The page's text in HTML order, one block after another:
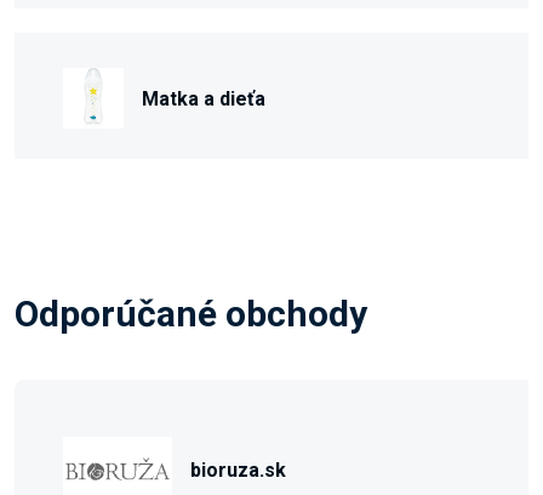
Matka a dieťa
Odporúčané obchody
bioruza.sk